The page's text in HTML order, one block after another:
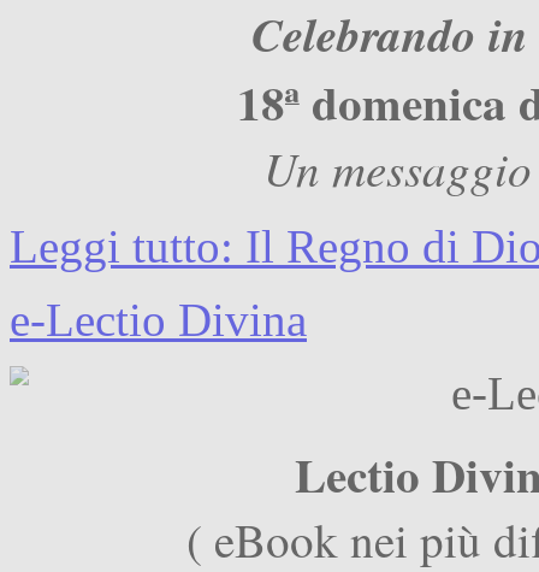
Celebrando in
18ª
Un
Leggi tutto: Il Regno di
e-Lectio Divina
Lectio
( eBook nei più